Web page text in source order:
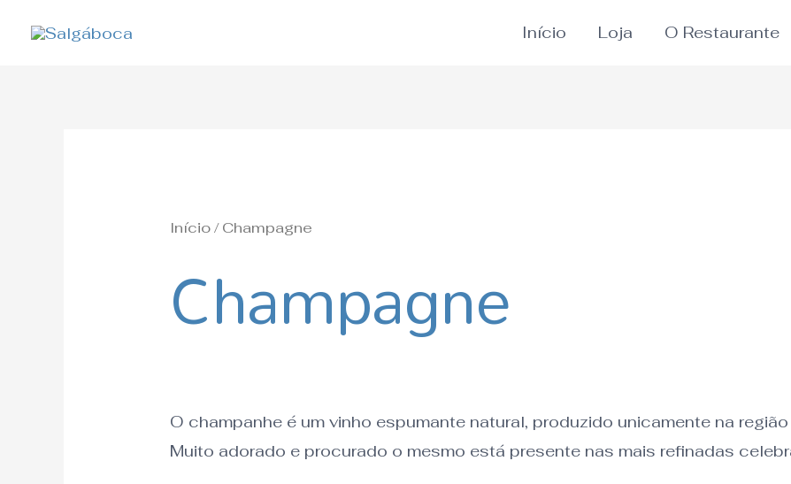
Início Loja O Restaurante
Início/ Champagne
Champagne
O champanhe é um vinho espumante natural, produzido unicamente na
Muito adorado e procurado o mesmo está presente nas mais refinadas